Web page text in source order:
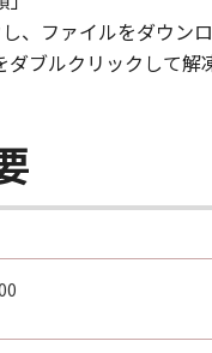
、ファイルをダウン
ブルクリックして解